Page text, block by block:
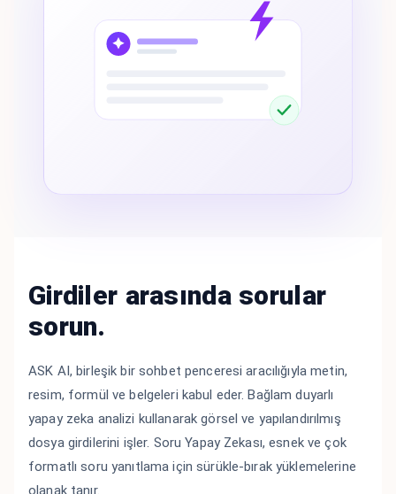
Girdiler arasında sorular
sorun.
ASK AI, birleşik bir sohbet penceresi aracılığıyla metin,
resim, formül ve belgeleri kabul eder. Bağlam duyarlı
yapay zeka analizi kullanarak görsel ve yapılandırılmış
dosya girdilerini işler. Soru Yapay Zekası, esnek ve çok
formatlı soru yanıtlama için sürükle-bırak yüklemelerine
olanak tanır.